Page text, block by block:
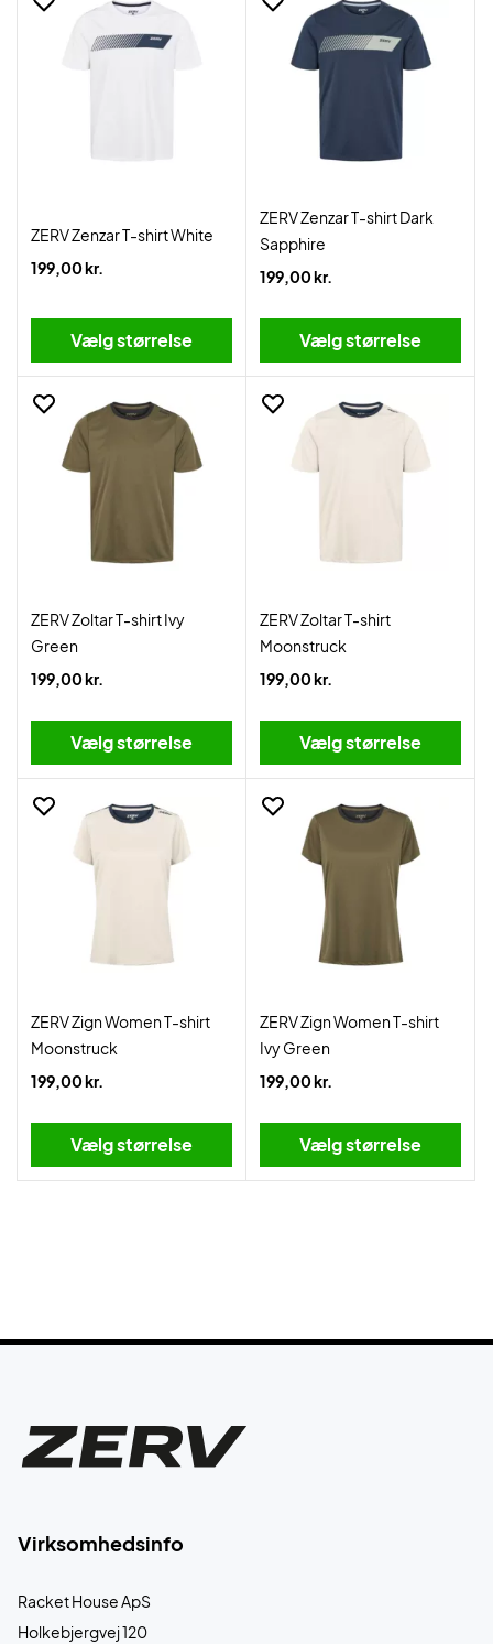
ZERV Zenzar T-shirt White
199,00 kr.
Vælg størrelse
ZERV Zenzar T-shirt Dark
Sapphire
199,00 kr.
Vælg størrelse
ZERV Zoltar T-shirt Ivy
Green
199,00 kr.
Vælg størrelse
ZERV Zoltar T-shirt
Moonstruck
199,00 kr.
Vælg størrelse
ZERV Zign Women T-shirt
Moonstruck
199,00 kr.
Vælg størrelse
ZERV Zign Women T-shirt
Ivy Green
199,00 kr.
Vælg størrelse
Virksomhedsinfo
Racket House ApS
Holkebjergvej 120